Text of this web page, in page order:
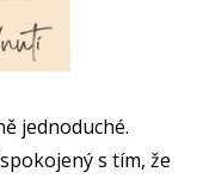
jednoduché.
s tím, že